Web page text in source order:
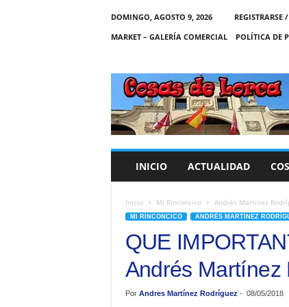
DOMINGO, AGOSTO 9, 2026
REGISTRARSE
MARKET – GALERÍA COMERCIAL
POLÍTICA DE
C
A
S
INICIO ACTUALIDAD
Inicio Mi Rinconcico Andrés Martínez
MI RINCONCICO ANDRÉS MARTÍNEZ
QUE
Andrés Martínez
Por Andres Martínez Rodríguez - 08/05/2018